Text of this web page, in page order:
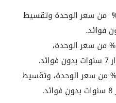
الأول: دفع 10% من سعر الوحدة وتقسيط
النظام الثاني: دفع 15% من سعر الوحدة،
النظام الثالث: دفع 20% من سعر الوحدة، وتقسيط